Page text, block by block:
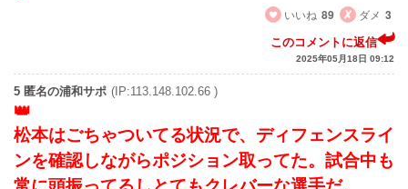
いいね 89 ダメ 3
このコメントに返信
2025年05月18日 09:12
5 匿名の浦和サポ (IP:113.148.102.66 )
松本はごちゃついてる状況で、ディフェンスライ
ンを確認しながらポジション取ってた。試合中も